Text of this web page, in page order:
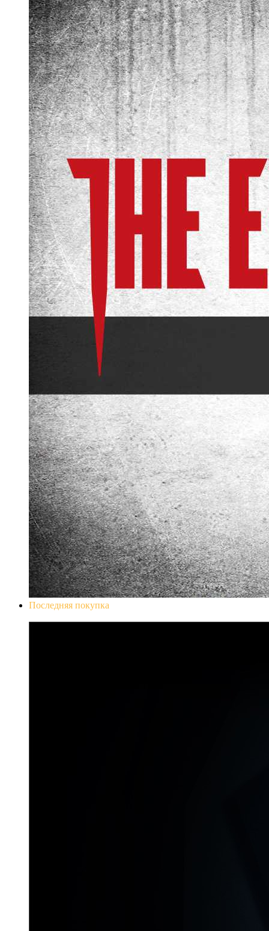
Последняя покупка